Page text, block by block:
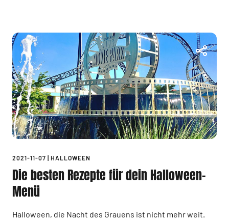
2021-11-07 HALLOWEEN
Die besten Rezepte für dein Halloween-
Menü
Halloween, die Nacht des Grauens ist nicht mehr weit.